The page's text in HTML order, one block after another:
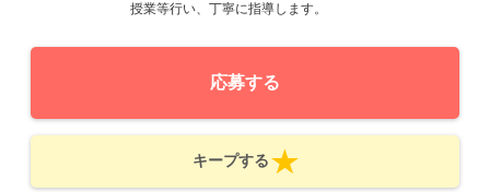
授業等行い、丁寧に指導します。
応募する
キープする